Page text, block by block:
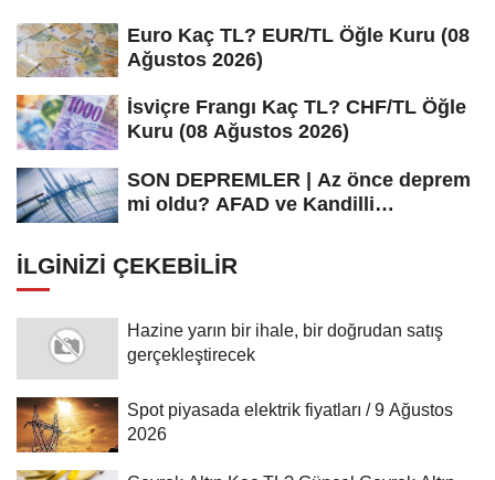
Euro Kaç TL? EUR/TL Öğle Kuru (08
Ağustos 2026)
İsviçre Frangı Kaç TL? CHF/TL Öğle
Kuru (08 Ağustos 2026)
SON DEPREMLER | Az önce deprem
mi oldu? AFAD ve Kandilli
İLGINIZI ÇEKEBILIR
Hazine yarın bir ihale, bir doğrudan satış
gerçekleştirecek
Spot piyasada elektrik fiyatları / 9 Ağustos
2026